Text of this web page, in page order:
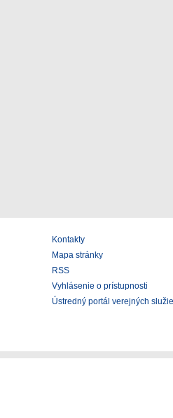
Kontakty
Mapa stránky
RSS
Vyhlásenie o prístupnosti
Ústredný portál verejných